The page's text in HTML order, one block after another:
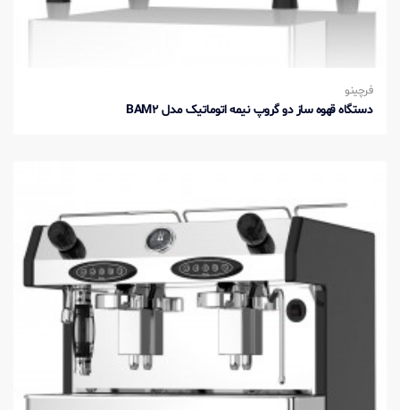
فرچینو
دستگاه قهوه ساز دو گروپ نیمه اتوماتیک مدل BAM2